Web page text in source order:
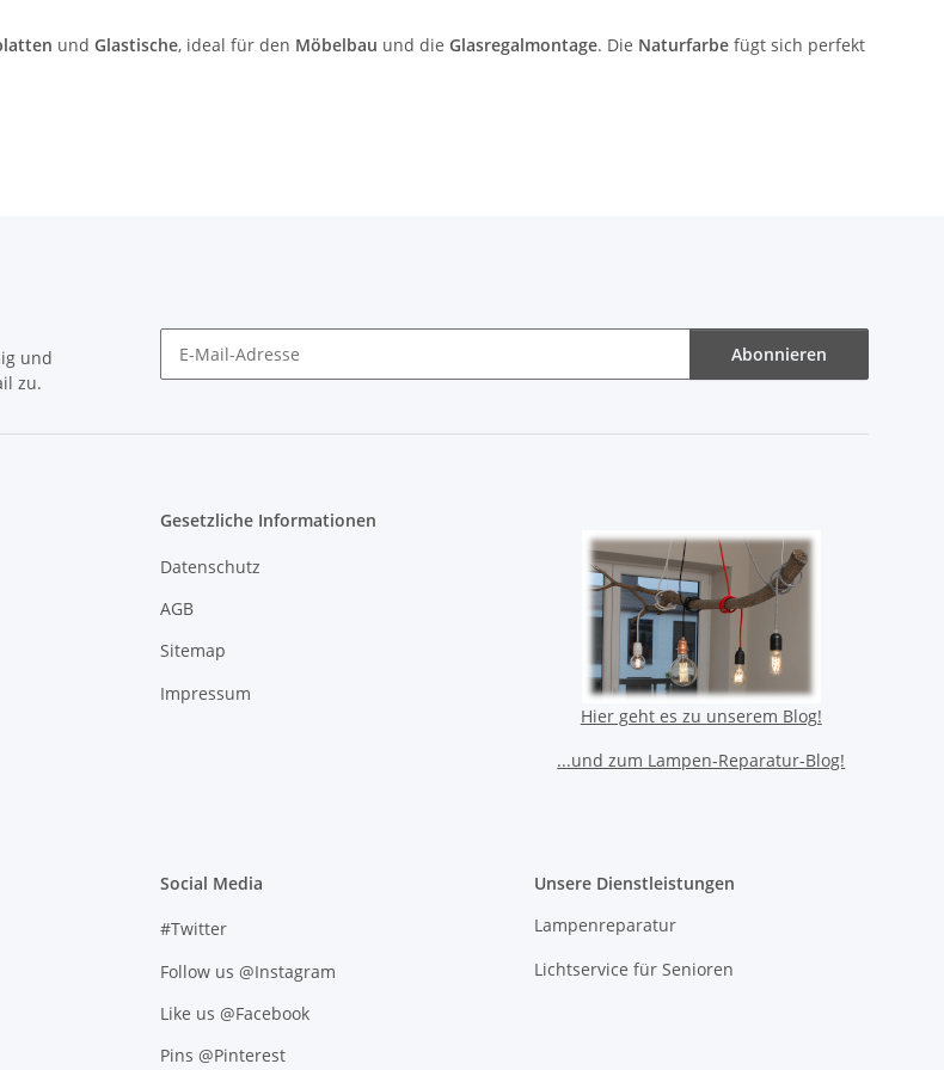
und Glastische, ideal für den Möbelbau und die Glasregalmontage. Die Naturfarbe fügt sich perfekt
und
zu.
Abonnieren
Gesetzliche Informationen
Datenschutz
AGB
Sitemap
Impressum
Hier geht es zu unserem Blog!
...und zum Lampen-Reparatur-Blog!
Social Media
#Twitter
Follow us @Instagram
Like us @Facebook
Pins @Pinterest
Unsere Dienstleistungen
Lampenreparatur
Lichtservice für Senioren